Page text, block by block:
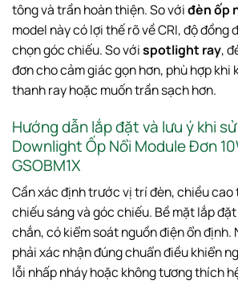
tông và trần hoàn thiện. So vớiđèn ốp
model này có lợi thế rõ về CRI, độ đồng
chọn góc chiếu. So vớispotlight ray,
đơn cho cảm giác gọn hơn, phù hợp khi
thanh ray hoặc muốn trần sạch hơn.
Hướng dẫn lắp đặt và lưu ý khi
Downlight Ốp Nổi Module Đơn
GSOBM1X
Cần xác định trước vị trí đèn, chiều
chiếu sáng và góc chiếu. Bề mặt lắp
chắn, có kiểm soát nguồn điện ổn định.
phải xác nhận đúng chuẩn điều khiển
lỗi nhấp nháy hoặc không tương thích